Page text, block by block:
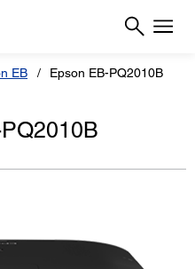
EB Epson EB-PQ2010B